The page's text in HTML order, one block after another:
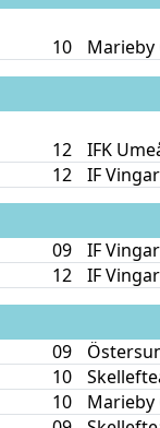
10 Marieby
12 IFK
12 IF
09 IF
12 IF
09
10
10 Marieby